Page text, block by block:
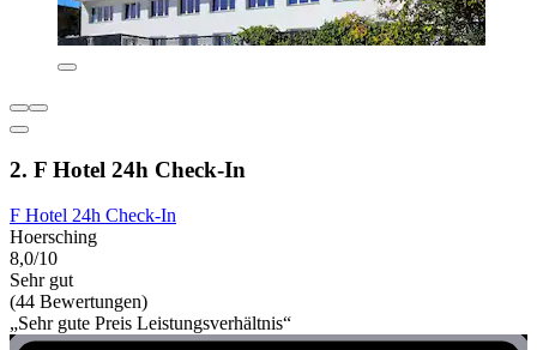
2. F Hotel 24h Check-In
F Hotel 24h Check-In
Hoersching
8,0/10
Sehr gut
(44 Bewertungen)
„Sehr gute Preis Leistungsverhältnis“